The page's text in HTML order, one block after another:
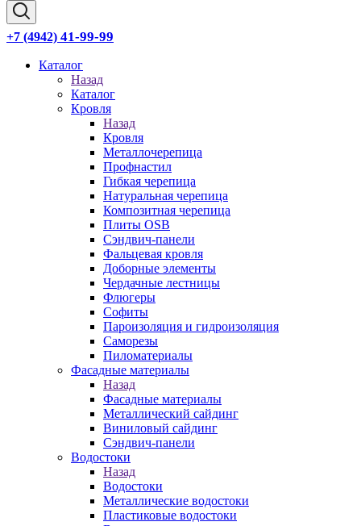
+7 (4942) 41-99-99
Каталог
Назад
Каталог
Кровля
Назад
Кровля
Металлочерепица
Профнастил
Гибкая черепица
Натуральная черепица
Композитная черепица
Плиты OSB
Сэндвич-панели
Фальцевая кровля
Доборные элементы
Чердачные лестницы
Флюгеры
Софиты
Пароизоляция и гидроизоляция
Саморезы
Пиломатериалы
Фасадные материалы
Назад
Фасадные материалы
Металлический сайдинг
Виниловый сайдинг
Сэндвич-панели
Водостоки
Назад
Водостоки
Металлические водостоки
Пластиковые водостоки